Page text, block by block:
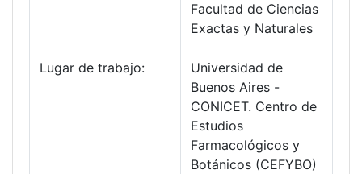
Facultad de Ciencias
Exactas y Naturales
Lugar de trabajo:
Universidad de
Buenos Aires -
CONICET. Centro de
Estudios
Farmacológicos y
Botánicos (CEFYBO)